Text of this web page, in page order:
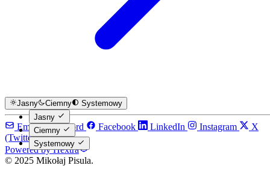
Jasny Ciemny
Systemowy
Jasny
Ciemny
Systemowy
Email Discord Facebook LinkedIn Instagram
X
(Twitter)
Powered by Hextra
© 2025 Mikołaj Pisula.